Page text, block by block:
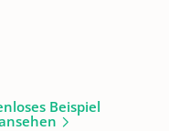
Beispiel